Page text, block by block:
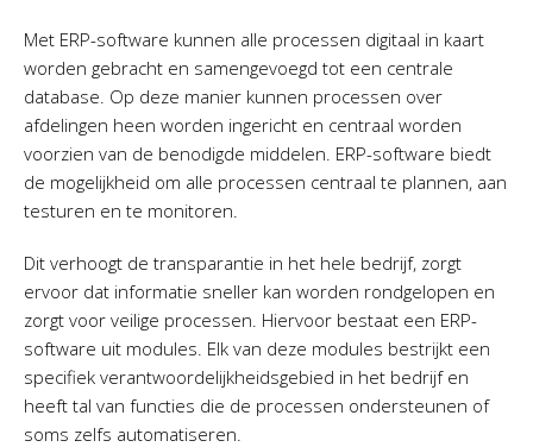
Met ERP-software kunnen alle processen digitaal in kaart
worden gebracht en samengevoegd tot een centrale
database. Op deze manier kunnen processen over
afdelingen heen worden ingericht en centraal worden
voorzien van de benodigde middelen. ERP-software biedt
de mogelijkheid om alle processen centraal te plannen, aan
testuren en te monitoren.
Dit verhoogt de transparantie in het hele bedrijf, zorgt
ervoor dat informatie sneller kan worden rondgelopen en
zorgt voor veilige processen. Hiervoor bestaat een ERP-
software uit modules. Elk van deze modules bestrijkt een
specifiek verantwoordelijkheidsgebied in het bedrijf en
heeft tal van functies die de processen ondersteunen of
soms zelfs automatiseren.